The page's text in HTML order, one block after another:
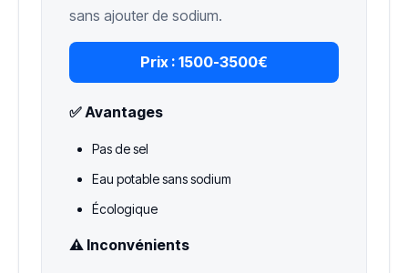
sans ajouter de sodium.
Prix : 1500-3500€
✅ Avantages
Pas de sel
Eau potable sans sodium
Écologique
⚠️ Inconvénients